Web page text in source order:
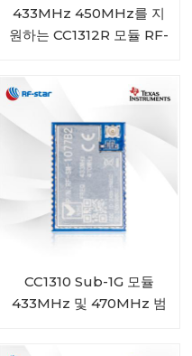
433MHz 450MHz를 지
원하는 CC1312R 모듈 RF-
CC1310 Sub-1G 모듈
433MHz 및 470MHz 범